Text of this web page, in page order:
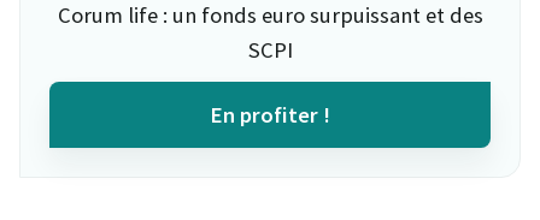
Corum life : un fonds euro surpuissant et des
SCPI
En profiter !